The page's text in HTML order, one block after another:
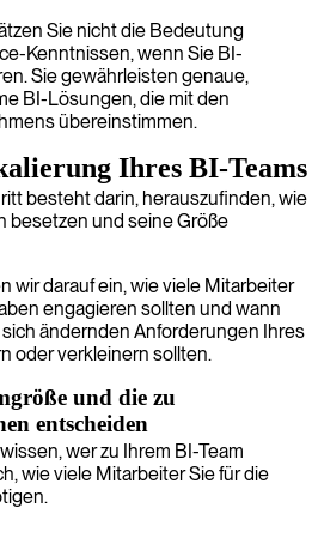
Sie nicht die Bedeutung
Kenntnissen, wenn Sie BI-
Sie gewährleisten genaue,
BI-Lösungen, die mit den
übereinstimmen.
Ihres BI-Teams
besteht darin, herauszufinden, wie
besetzen und seine Größe
wir darauf ein, wie viele Mitarbeiter
engagieren sollten und wann
sich ändernden Anforderungen Ihres
oder verkleinern sollten.
und die zu
entscheiden
wer zu Ihrem BI-Team
wie viele Mitarbeiter Sie für die